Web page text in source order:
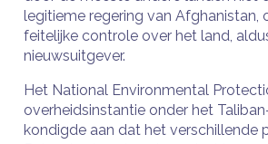
legitieme regering van Afghanistan,
feitelijke controle over het land,
nieuwsuitgever.
Het National Environmental
overheidsinstantie onder het
kondigde aan dat het verschillende